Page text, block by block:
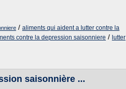
/ aliments qui aident a lutter contre la
contre la depression saisonniere / lutter
saisonnière ...